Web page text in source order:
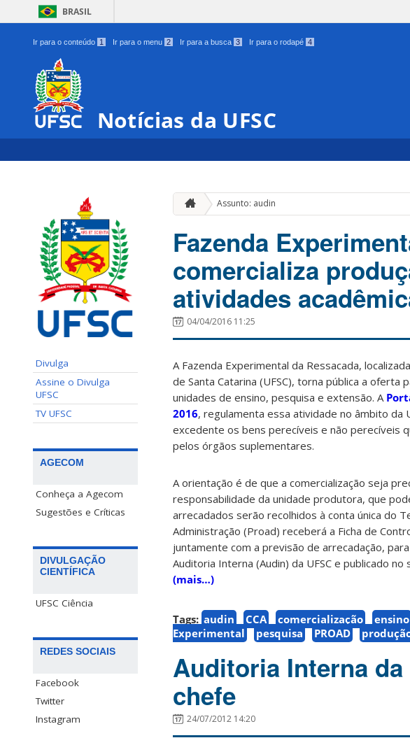
BRASIL
Ir para o conteúdo 1 Ir para o menu 2 Ir para a busca 3 Ir para o rodapé 4
Notícias da UFSC
Divulga
Assine o Divulga
UFSC
TV UFSC
AGECOM
Conheça a Agecom
Sugestões e Críticas
DIVULGAÇÃO
CIENTÍFICA
UFSC Ciência
REDES SOCIAIS
Facebook
Twitter
Instagram
Assunto: audin
Fazenda
comercializa
atividades
04/04/2016 11:25
A Fazenda Experimental da Ressacada,
de Santa Catarina (UFSC), torna pública a
unidades de ensino, pesquisa e extensão. A
2016, regulamenta essa atividade no âmbito da
excedente os bens perecíveis e não perecíveis
pelos órgãos suplementares.
A orientação é de que a comercialização seja
responsabilidade da unidade produtora, que
arrecadados serão recolhidos à conta única do
Administração (Proad) receberá a Ficha de
juntamente com a previsão de arrecadação,
Auditoria Interna (Audin) da UFSC e publicado no
(mais…)
Tags: audin CCA comercialização ensino
Experimental
pesquisa PROAD
Auditoria Interna
chefe
24/07/2012 14:20